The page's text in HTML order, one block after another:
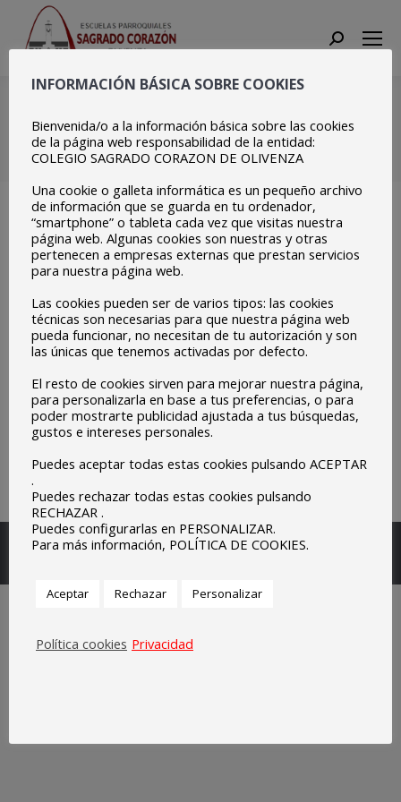
Search:
Copia de
20210204_103349
Estás aquí:
Inicio Copia de 20210204_103349
Escuelas Parroquiales Sagrado Corazón de Olivenza.
INFORMACIÓN BÁSICA SOBRE COOKIES
Bienvenida/o a la información básica sobre las cookies
de la página web responsabilidad de la entidad:
COLEGIO SAGRADO CORAZON DE OLIVENZA
Una cookie o galleta informática es un pequeño archivo
de información que se guarda en tu ordenador,
“smartphone” o tableta cada vez que visitas nuestra
página web. Algunas cookies son nuestras y otras
pertenecen a empresas externas que prestan servicios
para nuestra página web.
Las cookies pueden ser de varios tipos: las cookies
técnicas son necesarias para que nuestra página web
pueda funcionar, no necesitan de tu autorización y son
las únicas que tenemos activadas por defecto.
El resto de cookies sirven para mejorar nuestra página,
para personalizarla en base a tus preferencias, o para
poder mostrarte publicidad ajustada a tus búsquedas,
gustos e intereses personales.
Puedes aceptar todas estas cookies pulsando ACEPTAR
.
Puedes rechazar todas estas cookies pulsando
RECHAZAR .
Puedes configurarlas en PERSONALIZAR.
Para más información, POLÍTICA DE COOKIES.
Aceptar Rechazar Personalizar
Política cookies Privacidad